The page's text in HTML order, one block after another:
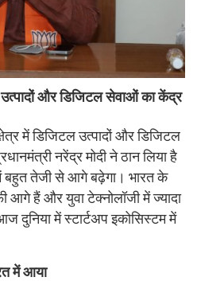
उत्पादों और डिजिटल सेवाओं का केंद्र
में डिजिटल उत्पादों और डिजिटल
नरेंद्र मोदी ने ठान लिया है
में बहुत तेजी से आगे बढ़ेगा। भारत के
आगे हैं और युवा टेक्नोलॉजी में ज्यादा
दुनिया में स्टार्टअप इकोसिस्टम में
में आया